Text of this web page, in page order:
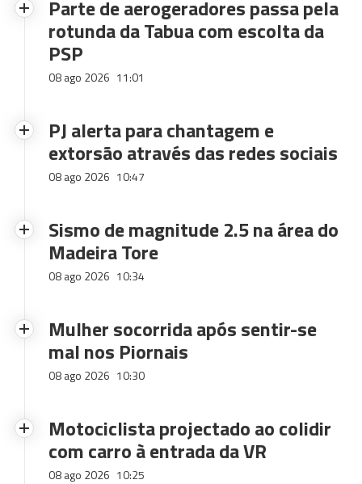
Parte de aerogeradores passa pela
rotunda da Tabua com escolta da
PSP
08 ago 2026 11:01
PJ alerta para chantagem e
extorsão através das redes sociais
08 ago 2026 10:47
Sismo de magnitude 2.5 na área do
Madeira Tore
08 ago 2026 10:34
Mulher socorrida após sentir-se
mal nos Piornais
08 ago 2026 10:30
Motociclista projectado ao colidir
com carro à entrada da VR
08 ago 2026 10:25